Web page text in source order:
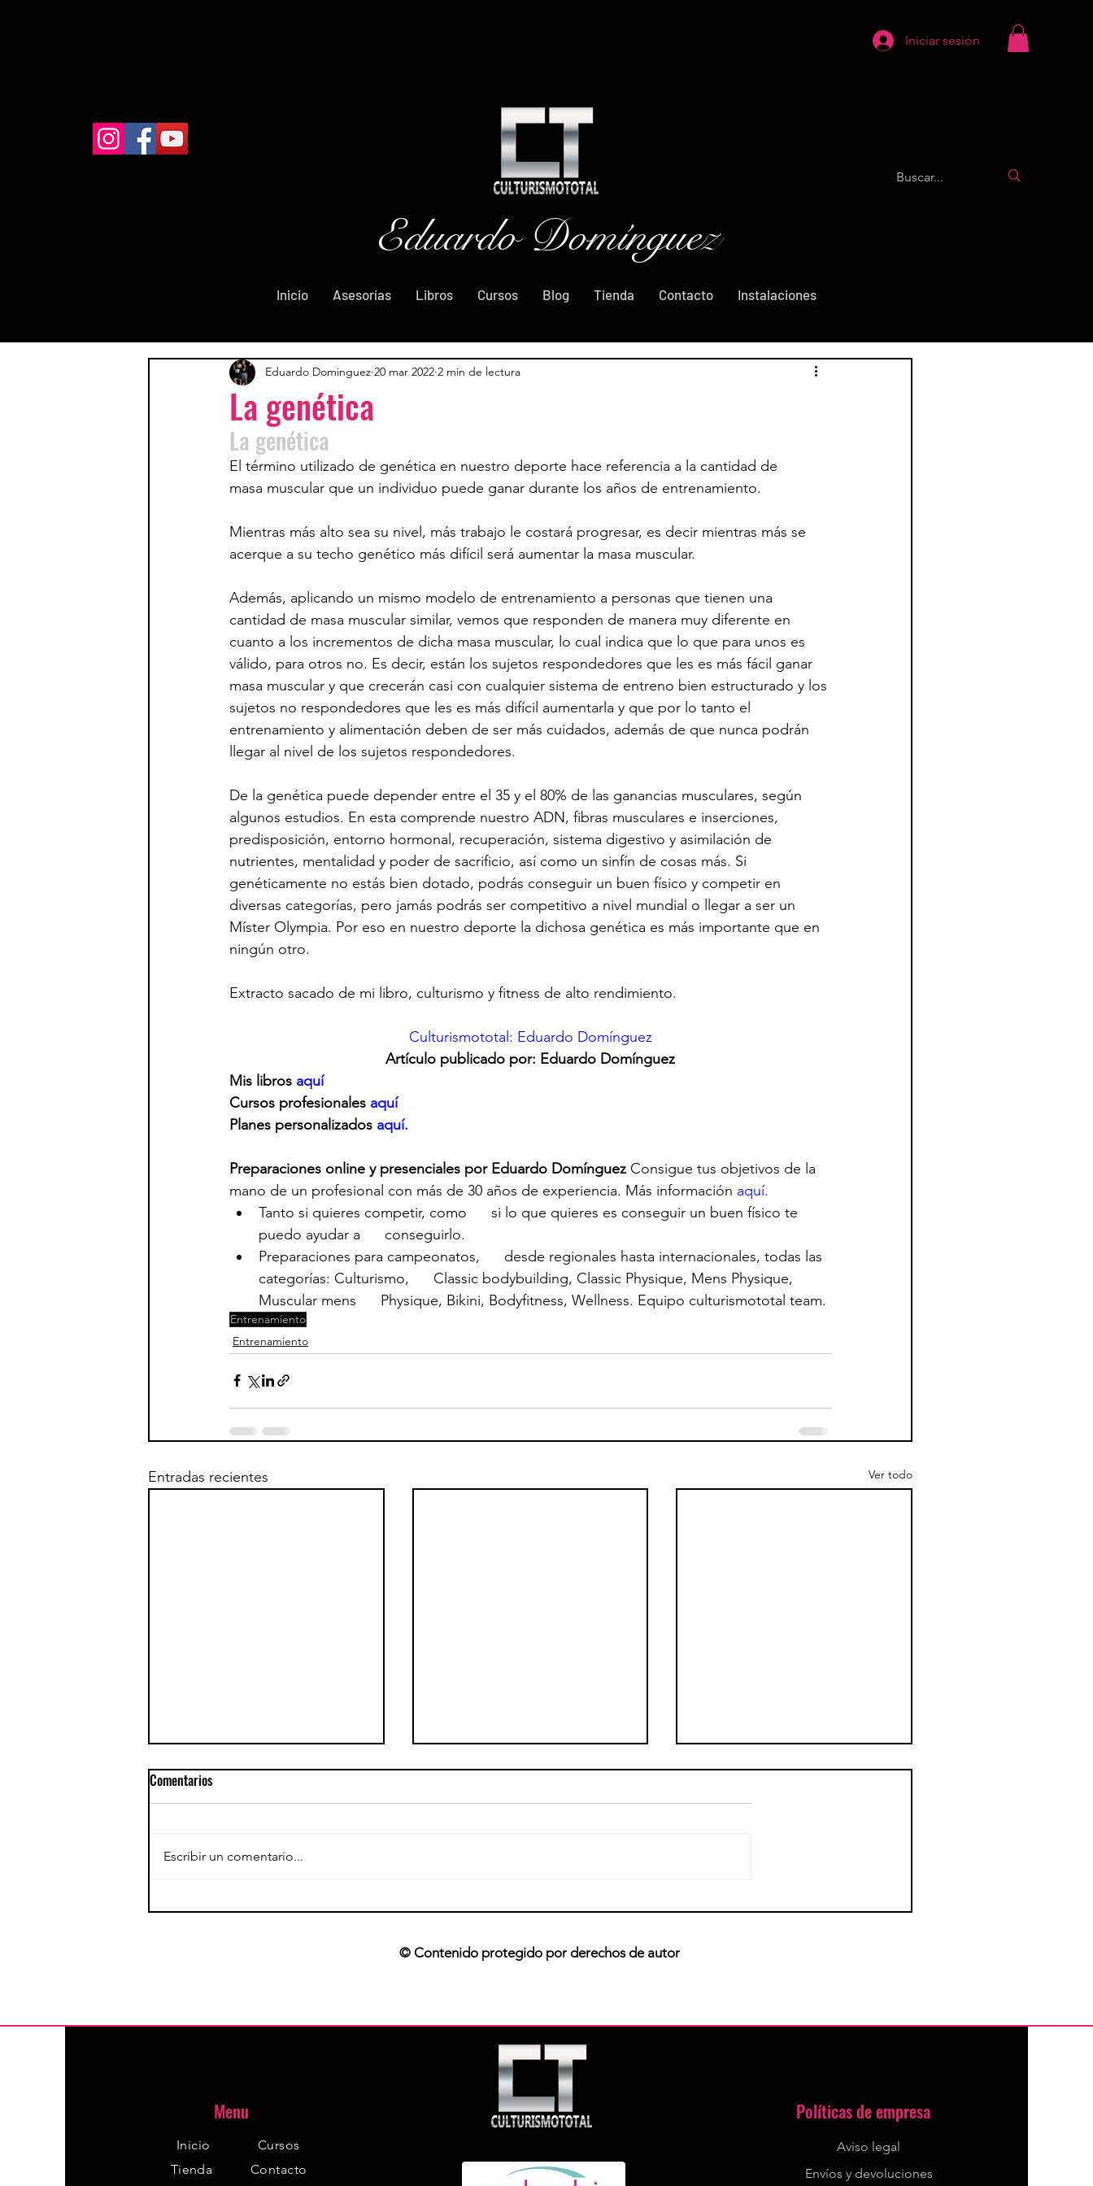
Iniciar sesión
Eduardo Domínguez
Inicio Asesorías Libros Cursos Blog Tienda Contacto Instalaciones
La genética
Eduardo Dominguez 20 mar 2022 2 min de lectura
La genética
El término utilizado de genética en nuestro deporte hace referencia a la cantidad de
masa muscular que un individuo puede ganar durante los años de entrenamiento.
Mientras más alto sea su nivel, más trabajo le costará progresar, es decir mientras más se
acerque a su techo genético más difícil será aumentar la masa muscular.
Además, aplicando un mismo modelo de entrenamiento a personas que tienen una
cantidad de masa muscular similar, vemos que responden de manera muy diferente en
cuanto a los incrementos de dicha masa muscular, lo cual indica que lo que para unos es
válido, para otros no. Es decir, están los sujetos respondedores que les es más fácil ganar
masa muscular y que crecerán casi con cualquier sistema de entreno bien estructurado y los
sujetos no respondedores que les es más difícil aumentarla y que por lo tanto el
entrenamiento y alimentación deben de ser más cuidados, además de que nunca podrán
llegar al nivel de los sujetos respondedores.
De la genética puede depender entre el 35 y el 80% de las ganancias musculares, según
algunos estudios. En esta comprende nuestro ADN, fibras musculares e inserciones,
predisposición, entorno hormonal, recuperación, sistema digestivo y asimilación de
nutrientes, mentalidad y poder de sacrificio, así como un sinfín de cosas más. Si
genéticamente no estás bien dotado, podrás conseguir un buen físico y competir en
diversas categorías, pero jamás podrás ser competitivo a nivel mundial o llegar a ser un
Míster Olympia. Por eso en nuestro deporte la dichosa genética es más importante que en
ningún otro.
Extracto sacado de mi libro, culturismo y fitness de alto rendimiento.
Culturismototal: Eduardo Domínguez
Artículo publicado por: Eduardo Domínguez
Mis libros aquí
Cursos profesionales aquí
Planes personalizados aquí.
Preparaciones online y presenciales por Eduardo Domínguez Consigue tus objetivos de la
mano de un profesional con más de 30 años de experiencia. Más información aquí.
Tanto si quieres competir, como      si lo que quieres es conseguir un buen físico te
puedo ayudar a      conseguirlo.
Preparaciones para campeonatos,      desde regionales hasta internacionales, todas las
categorías: Culturismo,      Classic bodybuilding, Classic Physique, Mens Physique,
Muscular mens      Physique, Bikini, Bodyfitness, Wellness. Equipo culturismototal team.
Entrenamiento
Entrenamiento
Entradas recientes Ver todo
Guia para princpiantes
Comentarios
Escribir un comentario...
© Contenido protegido por derechos de autor
Menu
Inicio
Tienda
Cursos
Contacto
Políticas de empresa
Aviso legal
Envíos y devoluciones